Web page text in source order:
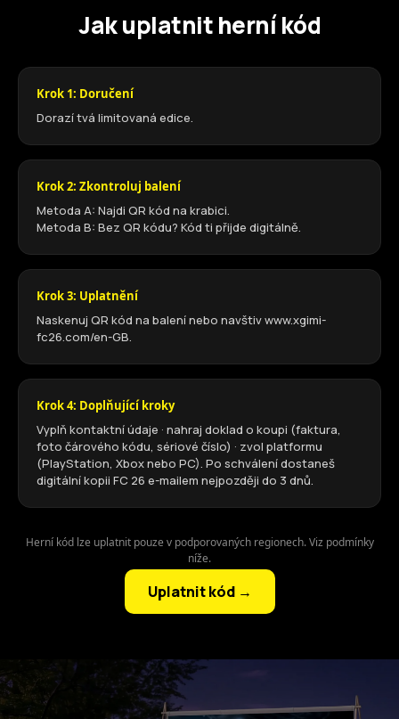
Jak uplatnit herní kód
Krok 1: Doručení
Dorazí tvá limitovaná edice.
Krok 2: Zkontroluj balení
Metoda A: Najdi QR kód na krabici.
Metoda B: Bez QR kódu? Kód ti přijde digitálně.
Krok 3: Uplatnění
Naskenuj QR kód na balení nebo navštiv www.xgimi-
fc26.com/en-GB.
Krok 4: Doplňující kroky
Vyplň kontaktní údaje · nahraj doklad o koupi (faktura,
foto čárového kódu, sériové číslo) · zvol platformu
(PlayStation, Xbox nebo PC). Po schválení dostaneš
digitální kopii FC 26 e-mailem nejpozději do 3 dnů.
Herní kód lze uplatnit pouze v podporovaných regionech. Viz podmínky
níže.
Uplatnit kód →